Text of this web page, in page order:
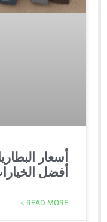
أسعار
أفضل الخيارات
READ MORE »